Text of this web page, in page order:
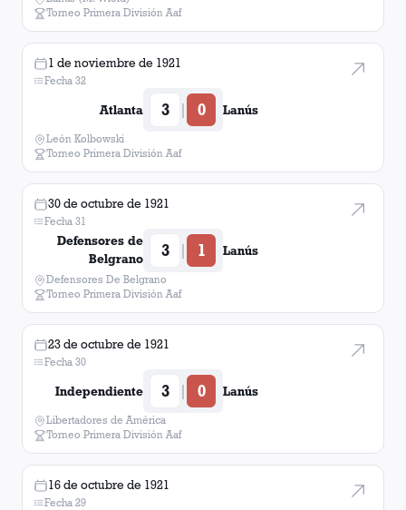
Torneo Primera División Aaf
1 de noviembre de 1921
Fecha 32
Atlanta 3 | 0 Lanús
León Kolbowski
Torneo Primera División Aaf
30 de octubre de 1921
Fecha 31
Defensores de
Belgrano
3 | 1 Lanús
Defensores De Belgrano
Torneo Primera División Aaf
23 de octubre de 1921
Fecha 30
Independiente 3 | 0 Lanús
Libertadores de América
Torneo Primera División Aaf
16 de octubre de 1921
Fecha 29